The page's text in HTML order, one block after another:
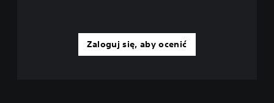
Zaloguj się, aby ocenić